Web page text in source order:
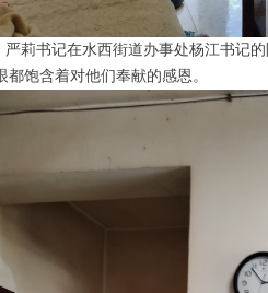
书记在水西街道办事处杨江书记的
饱含着对他们奉献的感恩。